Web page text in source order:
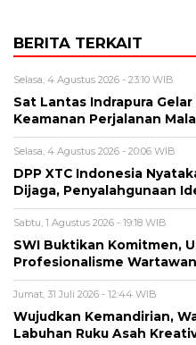
BERITA TERKAIT
Selasa, 4 Agustus 2026 - 23:10 WIB
Sat Lantas Indrapura
Keamanan Perjalanan
Selasa, 4 Agustus 2026 - 20:06 WIB
DPP XTC Indonesia
Dijaga, Penyalahgunaan
Sabtu, 1 Agustus 2026 - 19:18 WIB
SWI Buktikan Komitmen,
Profesionalisme Wartawan
Jumat, 31 Juli 2026 - 12:44 WIB
Wujudkan Kemandirian,
Labuhan Ruku Asah